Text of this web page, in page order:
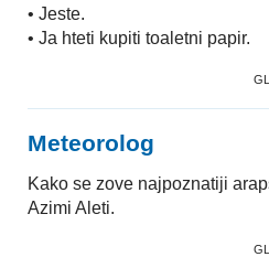
• Jeste.
• Ja hteti kupiti toaletni papir.
Meteorolog
Kako se zove najpoznatiji
Azimi Aleti.